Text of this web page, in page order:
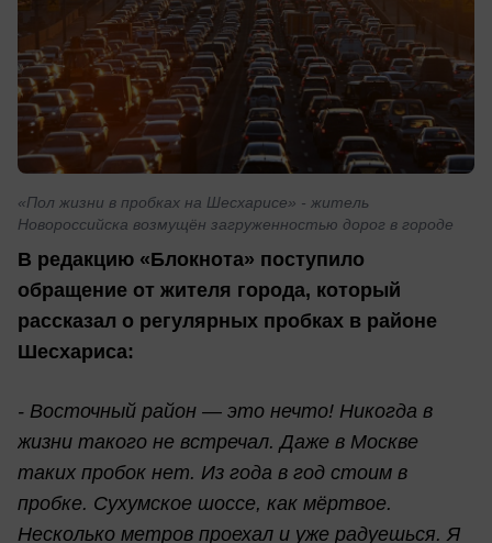
«Пол жизни в пробках на Шесхарисе» - житель
Новороссийска возмущён загруженностью дорог в городе
В редакцию «Блокнота» поступило
обращение от жителя города, который
рассказал о регулярных пробках в районе
Шесхариса:
- Восточный район — это нечто! Никогда в
жизни такого не встречал. Даже в Москве
таких пробок нет. Из года в год стоим в
пробке. Сухумское шоссе, как мёртвое.
Несколько метров проехал и уже радуешься. Я